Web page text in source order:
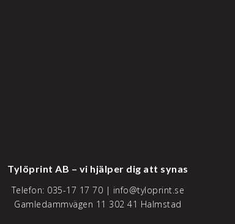
Tylöprint AB – vi hjälper dig att synas
Telefon: 035-17 17 70 | info@tyloprint.se
Gamledammvägen 11 302 41 Halmstad